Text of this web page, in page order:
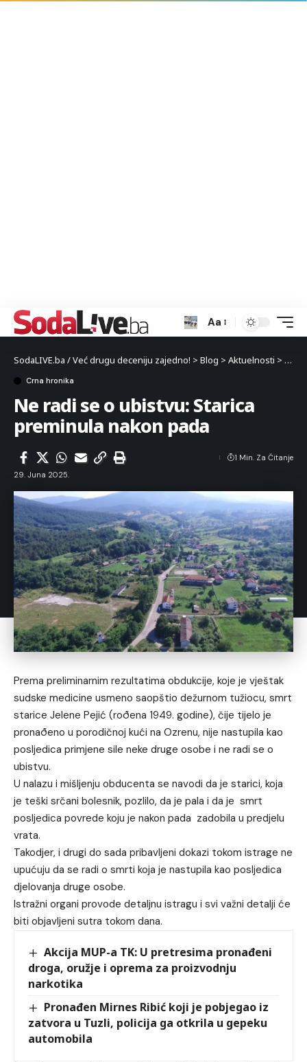
Aa
SodaLIVE.ba / Već drugu deceniju zajedno! > Blog > Aktuelnosti > Crna
Crna hronika
Ne radi se o ubistvu: Starica
preminula nakon pada
29. Juna 2025.
1 Min. Za Čitanje
Prema preliminarnim rezultatima obdukcije, koje je vještak
sudske medicine usmeno saopštio dežurnom tužiocu, smrt
starice Jelene Pejić (roðena 1949. godine), čije tijelo je
pronaðeno u porodičnoj kući na Ozrenu, nije nastupila kao
posljedica primjene sile neke druge osobe i ne radi se o
ubistvu.
U nalazu i mišljenju obducenta se navodi da je starici, koja
je teški srčani bolesnik, pozlilo, da je pala i da je smrt
posljedica povrede koju je nakon pada zadobila u predjelu
vrata.
Takodjer, i drugi do sada pribavljeni dokazi tokom istrage ne
upućuju da se radi o smrti koja je nastupila kao posljedica
djelovanja druge osobe.
Istražni organi provode detaljnu istragu i svi važni detalji će
biti objavljeni sutra tokom dana.
Akcija MUP-a TK: U pretresima pronađeni
droga, oružje i oprema za proizvodnju
narkotika
Pronađen Mirnes Ribić koji je pobjegao iz
zatvora u Tuzli, policija ga otkrila u gepeku
automobila